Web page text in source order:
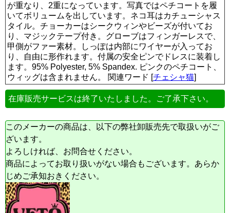
が重なり、2重になっています。写真ではペチコートを履
いてボリュームを出しています。ネコ耳はカチューシャス
タイル。チョーカーはシークウィンやビーズが付いてお
り、マジックテープ付き。グローブはフィンガーレスで、
甲側がファー素材。しっぽは内部にワイヤーが入ってお
り、自由に形作れます。付属の安全ピンでドレスに装着し
ます。95% Polyester, 5% Spandex. ピンクのペチコート、
ウィッグは含まれません。 関連ワード [チェシャ猫]
在庫販売サービスは終了いたしました。ご了承下さい。
このメーカーの商品は、以下の弊社卸販売先で取扱いがご
ざいます。
よろしければ、お問合せください。
商品によってお取り扱いがない場合もございます。あらか
じめご承知おきください。